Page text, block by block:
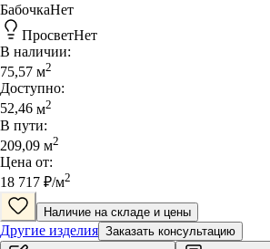
БабочкаНет
ПросветНет
В наличии:
75,57 м2
Доступно:
52,46 м2
В пути:
209,09 м2
Цена от:
18 717 ₽/м2
Наличие на складе и цены
Другие изделия Заказать консультацию